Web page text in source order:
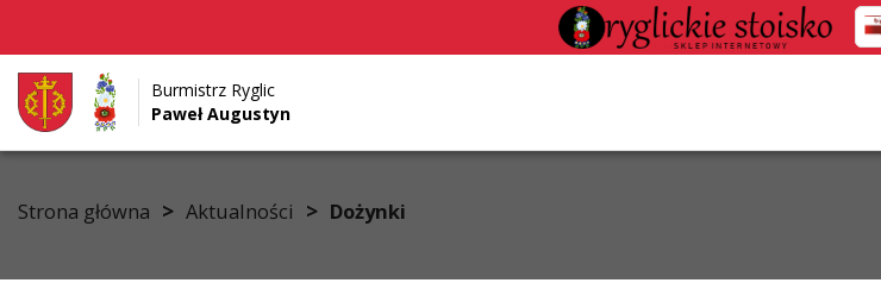
Przejdź do menu
Przejdź do głównej treści strony
Przejdź do stopki strony
Burmistrz Ryglic
Paweł Augustyn
Strona główna > Aktualności > Dożynki